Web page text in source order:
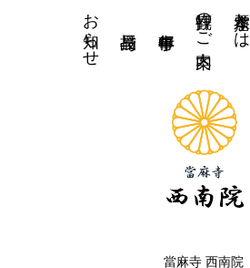
水琴窟とは
拝観のご案内
お知らせ
當麻寺 西南院